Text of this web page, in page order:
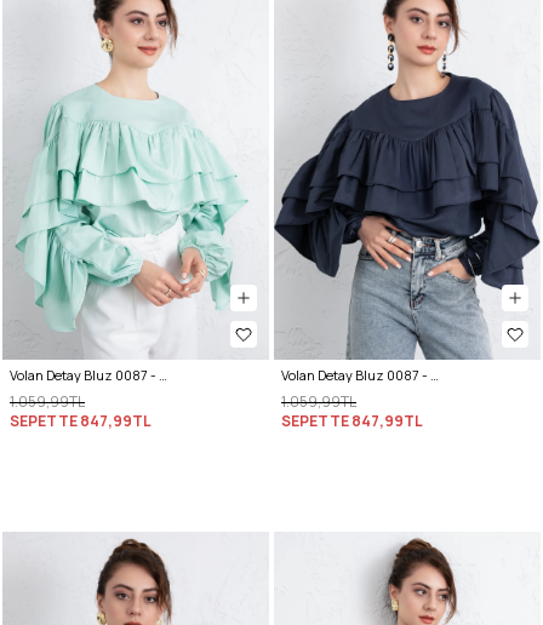
Volan Detay Bluz 0087 - MİNT YEŞİLİ
1.059,99TL
SEPETTE847,99TL
Volan Detay Bluz 0087 - LACİVERT
1.059,99TL
SEPETTE847,99TL